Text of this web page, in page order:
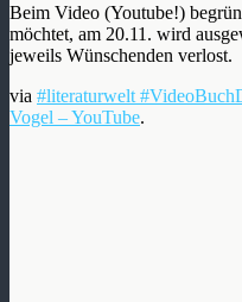
Beim Video (Youtube!)
möchtet, am 20.11. wird
jeweils Wünschenden verlost.
via #literaturwelt
Vogel – YouTube.